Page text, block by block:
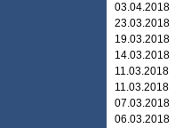
03.04.2018
23.03.2018
19.03.2018
14.03.2018
11.03.2018
11.03.2018
07.03.2018
06.03.2018